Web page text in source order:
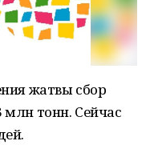
жатвы сбор
млн тонн. Сейчас